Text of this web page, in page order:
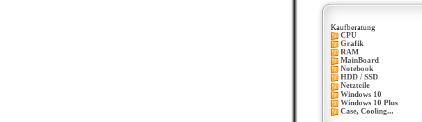
Kaufberatung
CPU
Grafik
RAM
MainBoard
Notebook
HDD / SSD
Netzteile
Windows 10
Windows 10 Plus
Case, Cooling...